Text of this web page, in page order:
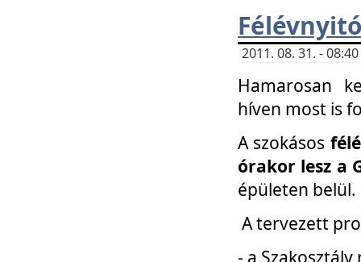
2011. 08. 31. -
Hamarosan
híven most is
A szokásos
órakor lesz a
épületen belül.
A tervezett
- a